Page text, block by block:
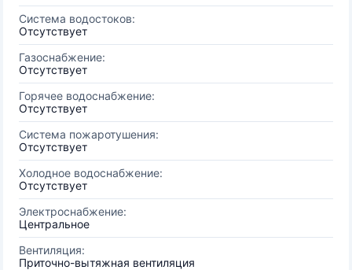
Система водостоков:
Отсутствует
Газоснабжение:
Отсутствует
Горячее водоснабжение:
Отсутствует
Система пожаротушения:
Отсутствует
Холодное водоснабжение:
Отсутствует
Электроснабжение:
Центральное
Вентиляция:
Приточно-вытяжная вентиляция